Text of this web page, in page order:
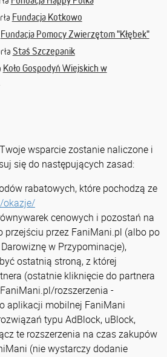
Fundacja Kotkowo
Fundacja Pomocy Zwierzętom "Kłębek"
Staś Szczepanik
Koło Gospodyń Wiejskich w
wsparcie zostanie naliczone i
się do następujących zasad:
rabatowych, które pochodzą ze
okazje/
cenowych i pozostań na
przejściu przez FaniMani.pl (albo po
w Przypominacje),
ostatnią stroną, z której
(ostatnie kliknięcie do partnera
rozszerzenia -
aplikacji mobilnej FaniMani
typu AdBlock, uBlock,
te rozszerzenia na czas zakupów
(nie wystarczy dodanie